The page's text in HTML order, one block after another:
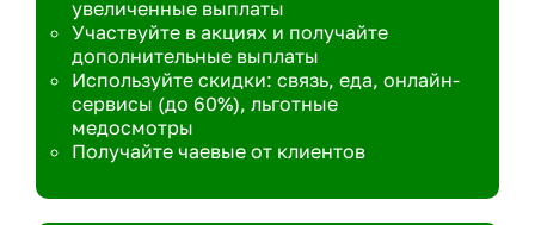
увеличенные выплаты
Участвуйте в акциях и получайте
дополнительные выплаты
Используйте скидки: связь, еда, онлайн-
сервисы (до 60%), льготные
медосмотры
Получайте чаевые от клиентов